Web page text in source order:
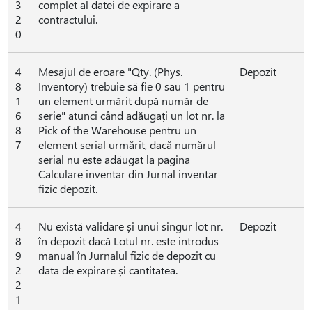
3
2
0
complet al datei de expirare a
contractului.
4
8
1
6
8
7
Mesajul de eroare "Qty. (Phys.
Inventory) trebuie să fie 0 sau 1 pentru
un element urmărit după număr de
serie" atunci când adăugați un lot nr. la
Pick of the Warehouse pentru un
element serial urmărit, dacă numărul
serial nu este adăugat la pagina
Calculare inventar din Jurnal inventar
fizic depozit.
Depozit
4
8
9
2
2
1
Nu există validare și unui singur lot nr.
în depozit dacă Lotul nr. este introdus
manual în Jurnalul fizic de depozit cu
data de expirare și cantitatea.
Depozit